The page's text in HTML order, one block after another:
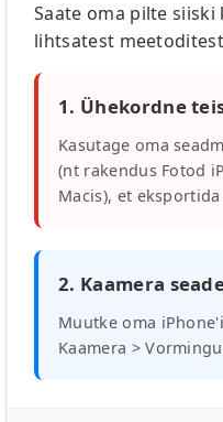
Saate oma pilte
lihtsatest
1. Ühekordne
Kasutage oma
(nt rakendus Fotod
Macis), et
2. Kaamera
Muutke oma
Kaamera >